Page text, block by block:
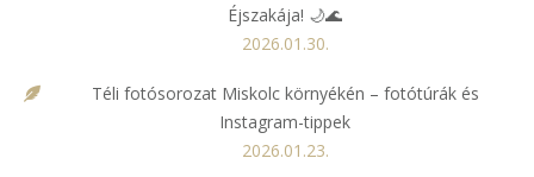
Éjszakája! 🌙🌊
2026.01.30.
Téli fotósorozat Miskolc környékén – fotótúrák és
Instagram-tippek
2026.01.23.